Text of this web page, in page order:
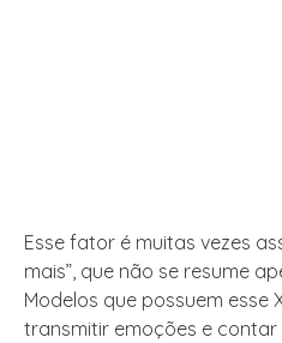
Esse fator é muitas vezes
mais”, que não se resume
Modelos que possuem esse
transmitir emoções e